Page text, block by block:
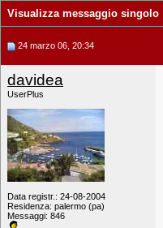
Visualizza messaggio singolo
24 marzo 06, 20:34
davidea
UserPlus
Data registr.: 24-08-2004
Residenza: palermo (pa)
Messaggi: 846